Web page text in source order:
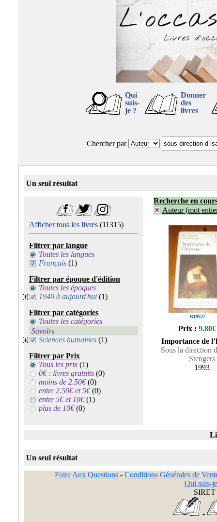
Qui
suis-
je ?
Donner
des
livres
Chercher par
Un seul résultat
Afficher tous les livres (11315)
Filtrer par langue
Toutes les langues
Français (1)
Filtrer par époque d'édition
Toutes les époques
1940 à aujourd'hui (1)
Filtrer par catégories
Toutes les catégories
Savoirs
Sciences humaines (1)
Filtrer par Prix
Tous les prix (1)
0€ : livres gratuits (0)
moins de 2.50€(0)
entre 2.50€ et 5€(0)
entre 5€ et 10€(1)
plus de 10€(0)
Recherche en
Auteur (mot
R19927
Prix : 9.80€
Importance de
Sous la direction
Stengers
1993
Un seul résultat
Foire Aux Questions- Conditions Générales de
Qui suis-
SIRET
-